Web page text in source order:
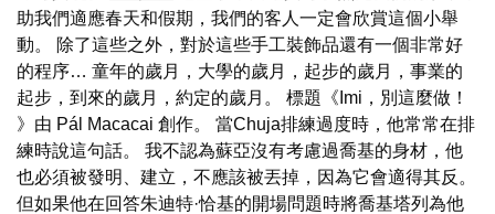
助我們適應春天和假期，我們的客人一定會欣賞這個小舉
動。 除了這些之外，對於這些手工裝飾品還有一個非常好
的程序… 童年的歲月，大學的歲月，起步的歲月，事業的
起步，到來的歲月，約定的歲月。 標題《Imi，別這麼做！
》由 Pál Macacai 創作。 當Chuja排練過度時，他常常在排
練時說這句話。 我不認為蘇亞沒有考慮過喬基的身材，他
也必須被發明、建立，不應該被丟掉，因為它會適得其反。
但如果他在回答朱迪特·恰基的開場問題時將喬基塔列為他